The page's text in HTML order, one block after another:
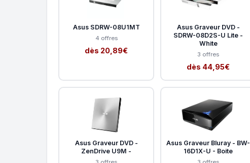
Asus SDRW-08U1MT
4 offres
dès 20,89€
Asus Graveur DVD -
SDRW-08D2S-U Lite -
White
3 offres
dès 44,95€
Asus Graveur DVD -
ZenDrive U9M -
Asus Graveur Bluray - BW-
16D1X-U - Boite